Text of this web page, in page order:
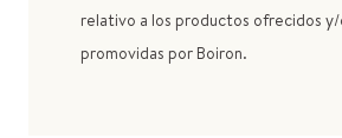
relativo a los productos ofrecidos
promovidas por Boiron.